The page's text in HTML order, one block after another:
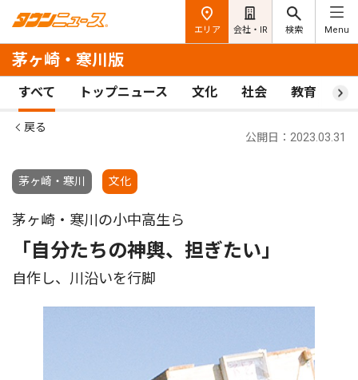
エリア 会社・IR 検索 Menu
茅ヶ崎・寒川版
すべて トップニュース 文化 社会 教育 ス
戻る
茅ヶ崎・寒川 文化
公開日：2023.03.31
茅ヶ崎・寒川の小中高生ら
「自分たちの神輿、担ぎたい」
自作し、川沿いを行脚